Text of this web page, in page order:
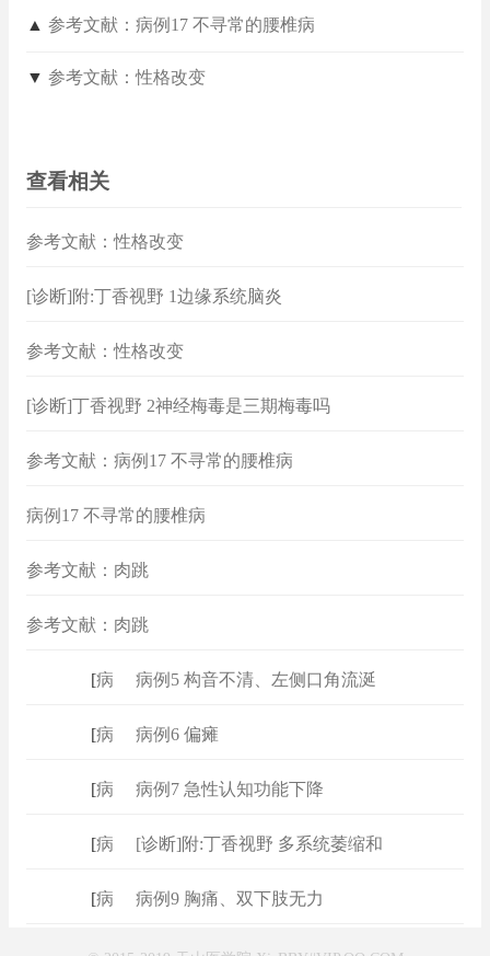
▲ 参考文献：病例17 不寻常的腰椎病
▼ 参考文献：性格改变
查看相关
参考文献：性格改变
[诊断]附:丁香视野 1边缘系统脑炎
参考文献：性格改变
[诊断]丁香视野 2神经梅毒是三期梅毒吗
参考文献：病例17 不寻常的腰椎病
病例17 不寻常的腰椎病
参考文献：肉跳
参考文献：肉跳
病例 病例5 构音不清、左侧口角流涎
病例 病例6 偏瘫
病例 病例7 急性认知功能下降
病例 [诊断]附:丁香视野 多系统萎缩和
病例 病例9 胸痛、双下肢无力